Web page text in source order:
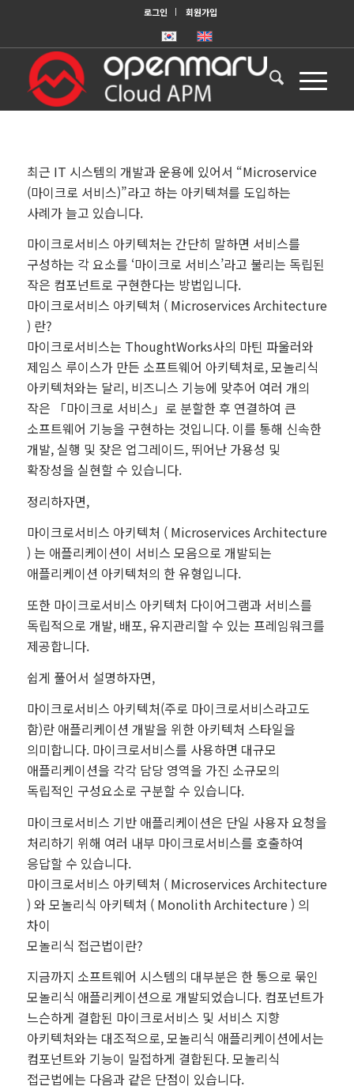
로그인 회원가입
최근 IT 시스템의 개발과 운용에 있어서 “Microservice
(마이크로 서비스)”라고 하는 아키텍쳐를 도입하는
사례가 늘고 있습니다.
마이크로서비스 아키텍처는 간단히 말하면 서비스를
구성하는 각 요소를 ‘마이크로 서비스’라고 불리는 독립된
작은 컴포넌트로 구현한다는 방법입니다.
마이크로서비스 아키텍처 ( Microservices Architecture
) 란?
마이크로서비스는 ThoughtWorks사의 마틴 파울러와
제임스 루이스가 만든 소프트웨어 아키텍처로, 모놀리식
아키텍처와는 달리, 비즈니스 기능에 맞추어 여러 개의
작은 「마이크로 서비스」로 분할한 후 연결하여 큰
소프트웨어 기능을 구현하는 것입니다. 이를 통해 신속한
개발, 실행 및 잦은 업그레이드, 뛰어난 가용성 및
확장성을 실현할 수 있습니다.
정리하자면,
마이크로서비스 아키텍처 ( Microservices Architecture
) 는 애플리케이션이 서비스 모음으로 개발되는
애플리케이션 아키텍처의 한 유형입니다.
또한 마이크로서비스 아키텍처 다이어그램과 서비스를
독립적으로 개발, 배포, 유지관리할 수 있는 프레임워크를
제공합니다.
쉽게 풀어서 설명하자면,
마이크로서비스 아키텍처(주로 마이크로서비스라고도
함)란 애플리케이션 개발을 위한 아키텍처 스타일을
의미합니다. 마이크로서비스를 사용하면 대규모
애플리케이션을 각각 담당 영역을 가진 소규모의
독립적인 구성요소로 구분할 수 있습니다.
마이크로서비스 기반 애플리케이션은 단일 사용자 요청을
처리하기 위해 여러 내부 마이크로서비스를 호출하여
응답할 수 있습니다.
마이크로서비스 아키텍처 ( Microservices Architecture
) 와 모놀리식 아키텍처 ( Monolith Architecture ) 의
차이
모놀리식 접근법이란?
지금까지 소프트웨어 시스템의 대부분은 한 통으로 묶인
모놀리식 애플리케이션으로 개발되었습니다. 컴포넌트가
느슨하게 결합된 마이크로서비스 및 서비스 지향
아키텍처와는 대조적으로, 모놀리식 애플리케이션에서는
컴포넌트와 기능이 밀접하게 결합된다. 모놀리식
접근법에는 다음과 같은 단점이 있습니다.